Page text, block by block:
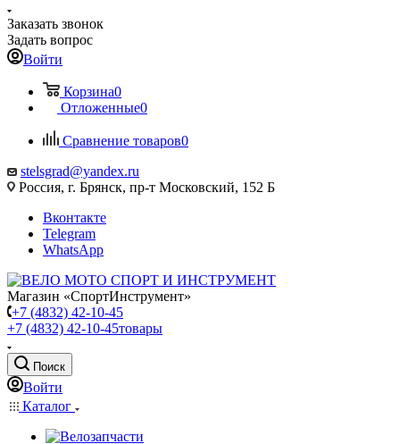
Заказать звонок
Задать вопрос
Войти
Корзина0
Отложенные0
Сравнение товаров0
stelsgrad@yandex.ru
Россия, г. Брянск, пр-т Московский, 152 Б
Вконтакте
Telegram
WhatsApp
Магазин «СпортИнструмент»
+7 (4832) 42-10-45
+7 (4832) 42-10-45товары
Поиск
Войти
Каталог